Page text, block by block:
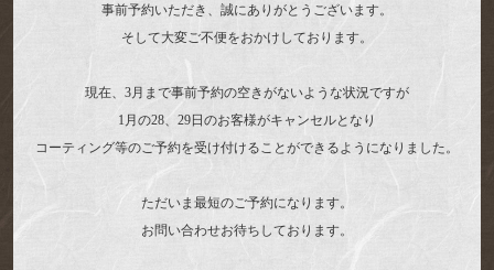
事前予約いただき、誠にありがとうございます。
そして大変ご不便をおかけしております。
現在、3月まで事前予約の空きがないような状況ですが
1月の28、29日のお客様がキャンセルとなり
コーティング等のご予約を受け付けることができるようになりました。
ただいま最短のご予約になります。
お問い合わせお待ちしております。